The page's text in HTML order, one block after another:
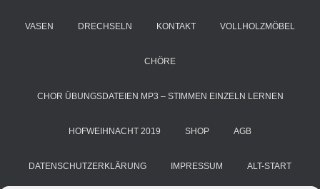
VASEN DRECHSELN KONTAKT VOLLHOLZMÖBEL
CHÖRE
CHOR ÜBUNGSDATEIEN MP3 – STIMMEN EINZELN LERNEN
HOFWEIHNACHT 2019 SHOP AGB
DATENSCHUTZERKLÄRUNG IMPRESSUM ALT-START